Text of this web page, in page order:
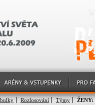
Rozlosování Týmy ŽENY: